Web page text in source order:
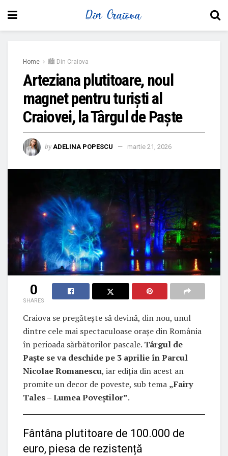
Home 🏙 Din Craiova
Arteziana plutitoare, noul
magnet pentru turiști al
Craiovei, la Târgul de Paște
by ADELINA POPESCU martie 21, 2026
0
SHARES
Craiova se pregătește să devină, din nou, unul
dintre cele mai spectaculoase orașe din România
în perioada sărbătorilor pascale. Târgul de
Paște se va deschide pe 3 aprilie în Parcul
Nicolae Romanescu, iar ediția din acest an
promite un decor de poveste, sub tema „Fairy
Tales – Lumea Poveștilor”.
Fântâna plutitoare de 100.000 de
euro, piesa de rezistență